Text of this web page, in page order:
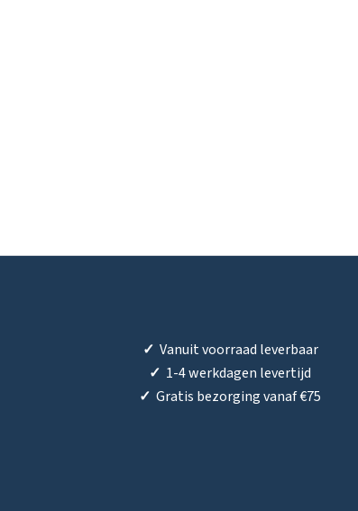
✓ Vanuit voorraad leverbaar
✓ 1-4 werkdagen levertijd
✓ Gratis bezorging vanaf €75